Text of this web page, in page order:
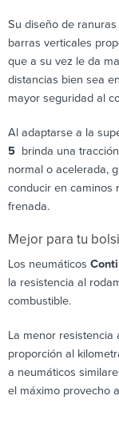
Su diseño de
barras verticales
que a su vez le da
distancias bien sea
mayor seguridad al
Al adaptarse a la
5 brinda una
normal o acelerada,
conducir en caminos
frenada.
Mejor para tu
Los neumáticos
la resistencia al
combustible.
La menor resistencia
proporción al
a neumáticos
el máximo provecho